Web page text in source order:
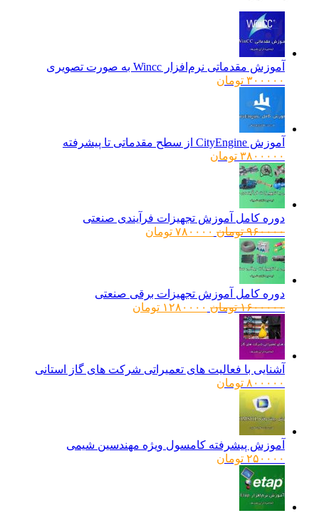
آموزش مقدماتی نرم‌افزار Wincc به صورت تصویری
۳۰۰۰۰۰ تومان
آموزش CityEngine از سطح مقدماتی تا پیشرفته
۳۸۰۰۰۰۰ تومان
دوره کامل آموزش تجهیزات فرآیندی صنعتی
۹۶۰۰۰۰ تومانقیمت
۷۸۰۰۰۰ تومانقیمت
دوره کامل آموزش تجهیزات برقی صنعتی
۱۶۰۰۰۰۰ تومانقیمت
۱۲۸۰۰۰۰ تومانقیمت
آشنایی با فعالیت های تعمیراتی شرکت های گاز استانی
۸۰۰۰۰۰ تومان
آموزش پیشرفته کامسول ویژه مهندسین شیمی
۲۵۰۰۰۰ تومان